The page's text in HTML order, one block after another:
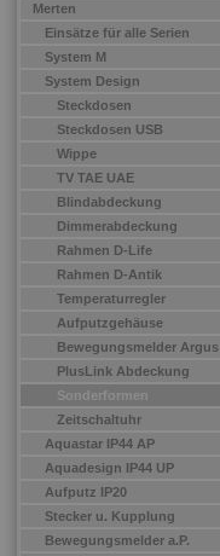
Merten
Einsätze für alle Serien
System M
System Design
Steckdosen
Steckdosen USB
Wippe
TV TAE UAE
Blindabdeckung
Dimmerabdeckung
Rahmen D-Life
Rahmen D-Antik
Temperaturregler
Aufputzgehäuse
Bewegungsmelder Argus
PlusLink Abdeckung
Sonderformen
Zeitschaltuhr
Aquastar IP44 AP
Aquadesign IP44 UP
Aufputz IP20
Stecker u. Kupplung
Bewegungsmelder a.P.